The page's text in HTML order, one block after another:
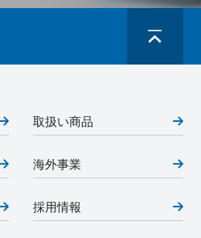
取扱い商品
海外事業
採用情報